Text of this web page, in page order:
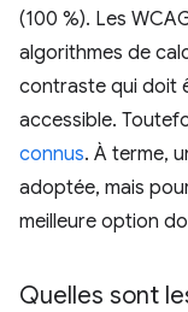
(100 %). Les
algorithmes de
contraste qui doit
accessible.
connus. À terme,
adoptée, mais
meilleure option
Quelles sont